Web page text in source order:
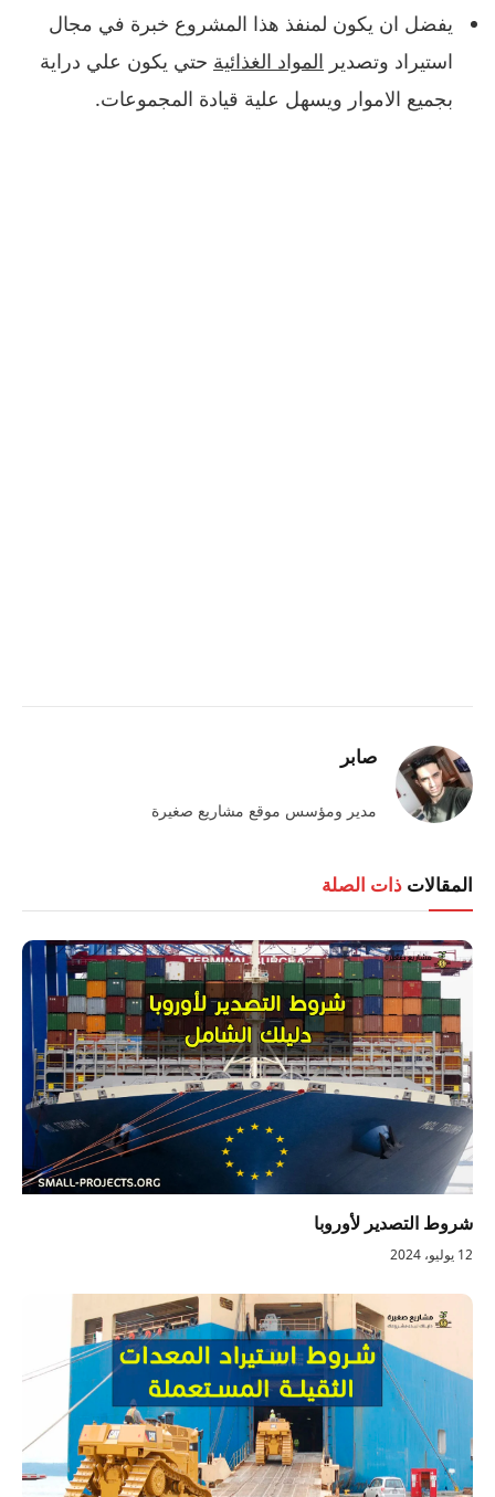
يفضل ان يكون لمنفذ هذا المشروع خبرة في مجال
استيراد وتصدير المواد الغذائية حتي يكون علي دراية
بجميع الاموار ويسهل علية قيادة المجموعات.
صابر
مدير ومؤسس موقع مشاريع صغيرة
المقالات ذات الصلة
شروط التصدير لأوروبا
12 يوليو، 2024